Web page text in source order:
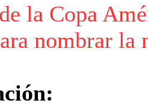
la Copa
nombrar